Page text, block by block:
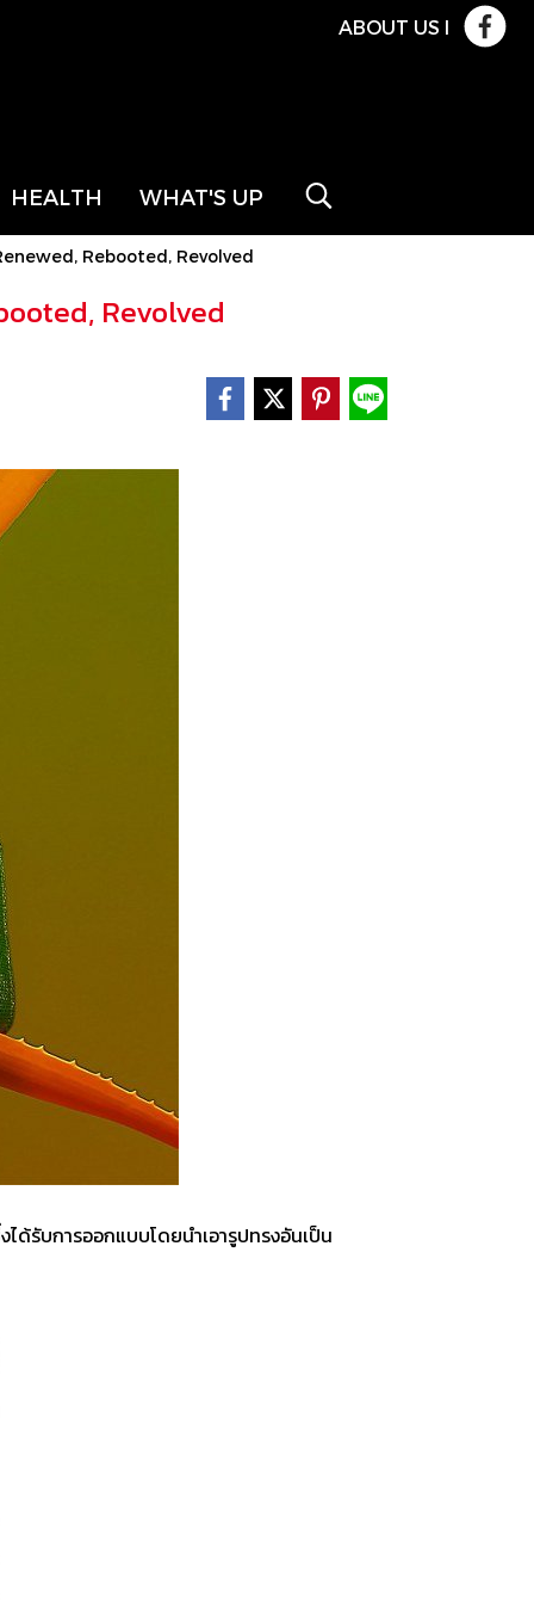
ABOUT US l
HEALTH WHAT'S UP
Rebooted, Revolved
Revolved
ด้รับการออกแบบโดยนำเอารูปทรงอันเป็น